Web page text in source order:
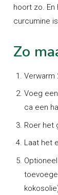
hoort zo. En
curcumine
Zo
Verwarm
Voeg
ca een
Roer het
Laat het